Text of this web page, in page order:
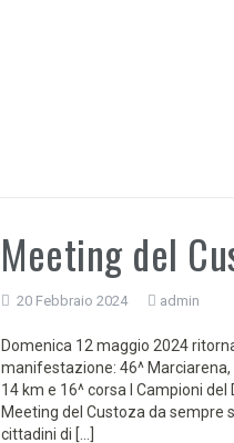
Meeting del
20 Febbraio 2024 admin
Domenica 12 maggio 2024
manifestazione: 46^
14 km e 16^ corsa I Campioni
Meeting del Custoza da sempre
cittadini di […]